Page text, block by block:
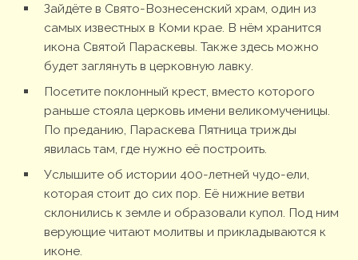
Зайдёте в Свято-Вознесенский храм, один из
самых известных в Коми крае. В нём хранится
икона Святой Параскевы. Также здесь можно
будет заглянуть в церковную лавку.
Посетите поклонный крест, вместо которого
раньше стояла церковь имени великомученицы.
По преданию, Параскева Пятница трижды
явилась там, где нужно её построить.
Услышите об истории 400-летней чудо-ели,
которая стоит до сих пор. Её нижние ветви
склонились к земле и образовали купол. Под ним
верующие читают молитвы и прикладываются к
иконе.